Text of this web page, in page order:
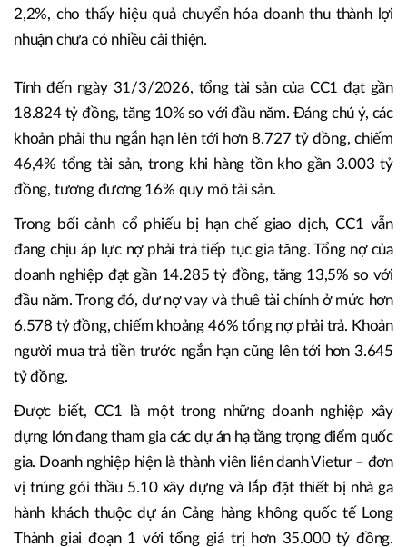
2,2%, cho thấy hiệu quả chuyển hóa doanh thu thành lợi
nhuận chưa có nhiều cải thiện.
Tính đến ngày 31/3/2026, tổng tài sản của CC1 đạt gần
18.824 tỷ đồng, tăng 10% so với đầu năm. Đáng chú ý, các
khoản phải thu ngắn hạn lên tới hơn 8.727 tỷ đồng, chiếm
46,4% tổng tài sản, trong khi hàng tồn kho gần 3.003 tỷ
đồng, tương đương 16% quy mô tài sản.
Trong bối cảnh cổ phiếu bị hạn chế giao dịch, CC1 vẫn
đang chịu áp lực nợ phải trả tiếp tục gia tăng. Tổng nợ của
doanh nghiệp đạt gần 14.285 tỷ đồng, tăng 13,5% so với
đầu năm. Trong đó, dư nợ vay và thuê tài chính ở mức hơn
6.578 tỷ đồng, chiếm khoảng 46% tổng nợ phải trả. Khoản
người mua trả tiền trước ngắn hạn cũng lên tới hơn 3.645
tỷ đồng.
Được biết, CC1 là một trong những doanh nghiệp xây
dựng lớn đang tham gia các dự án hạ tầng trọng điểm quốc
gia. Doanh nghiệp hiện là thành viên liên danh Vietur – đơn
vị trúng gói thầu 5.10 xây dựng và lắp đặt thiết bị nhà ga
hành khách thuộc dự án Cảng hàng không quốc tế Long
Thành giai đoạn 1 với tổng giá trị hơn 35.000 tỷ đồng.